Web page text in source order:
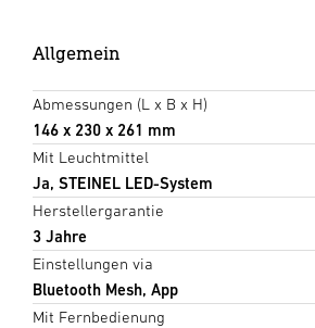
Allgemein
Abmessungen (L x B x H)
146 x 230 x 261 mm
Mit Leuchtmittel
Ja, STEINEL LED-System
Herstellergarantie
3 Jahre
Einstellungen via
Bluetooth Mesh, App
Mit Fernbedienung